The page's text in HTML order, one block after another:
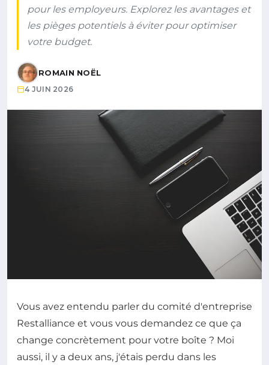
pour les employeurs. Explorez les avantages et
les pièges potentiels à éviter pour optimiser
votre budget.
ROMAIN NOËL
4 JUIN 2026
Vous avez entendu parler du comité d'entreprise
Restalliance et vous vous demandez ce que ça
change concrètement pour votre boîte ? Moi
aussi, il y a deux ans, j'étais perdu dans les